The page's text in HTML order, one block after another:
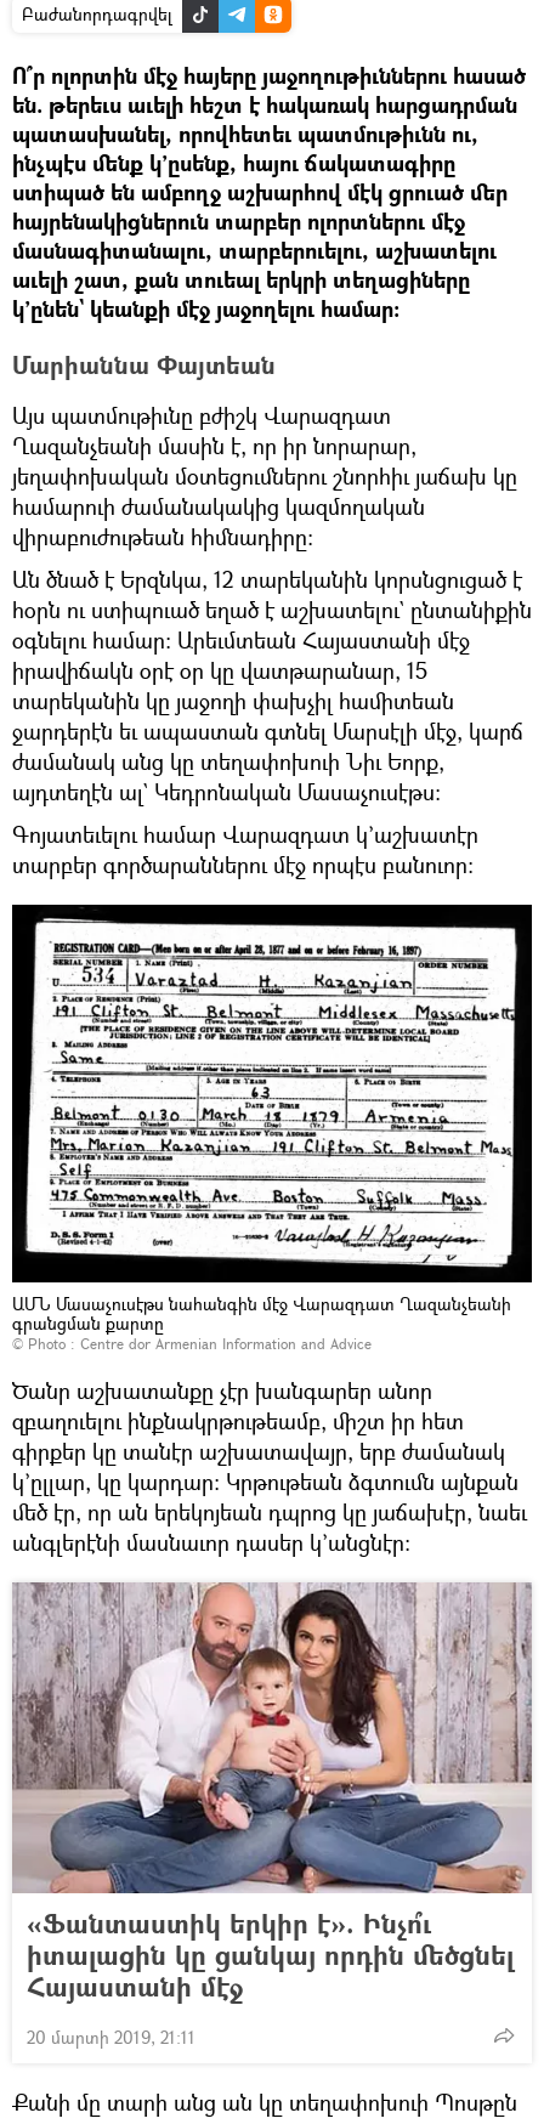
Բաժանորդագրվել
Ո՞ր ոլորտին մէջ հայերը յաջողութիւններու հասած
են. թերեւս աւելի հեշտ է հակառակ հարցադրման
պատասխանել, որովհետեւ պատմութիւնն ու,
ինչպէս մենք կ’ըսենք, հայու ճակատագիրը
ստիպած են ամբողջ աշխարհով մէկ ցրուած մեր
հայրենակիցներուն տարբեր ոլորտներու մէջ
մասնագիտանալու, տարբերուելու, աշխատելու
աւելի շատ, քան տուեալ երկրի տեղացիները
կ’ընեն` կեանքի մէջ յաջողելու համար:
Մարիաննա Փայտեան
Այս պատմութիւնը բժիշկ Վարազդատ
Ղազանչեանի մասին է, որ իր նորարար,
յեղափոխական մօտեցումներու շնորհիւ յաճախ կը
համարուի ժամանակակից կազմողական
վիրաբուժութեան հիմնադիրը:
Ան ծնած է Երզնկա, 12 տարեկանին կորսնցուցած է
հօրն ու ստիպուած եղած է աշխատելու` ընտանիքին
օգնելու համար: Արեւմտեան Հայաստանի մէջ
իրավիճակն օրէ օր կը վատթարանար, 15
տարեկանին կը յաջողի փախչիլ համիտեան
ջարդերէն եւ ապաստան գտնել Մարսէլի մէջ, կարճ
ժամանակ անց կը տեղափոխուի Նիւ Եորք,
այդտեղէն ալ` Կեդրոնական Մասաչուսէթս:
Գոյատեւելու համար Վարազդատ կ’աշխատէր
տարբեր գործարաններու մէջ որպէս բանուոր:
ԱՄՆ Մասաչուսէթս նահանգին մէջ Վարազդատ Ղազանչեանի
գրանցման քարտը
© Photo : Centre dor Armenian Information and Advice
Ծանր աշխատանքը չէր խանգարեր անոր
զբաղուելու ինքնակրթութեամբ, միշտ իր հետ
գիրքեր կը տանէր աշխատավայր, երբ ժամանակ
կ’ըլլար, կը կարդար: Կրթութեան ձգտումն այնքան
մեծ էր, որ ան երեկոյեան դպրոց կը յաճախէր, նաեւ
անգլերէնի մասնաւոր դասեր կ’անցնէր:
«Ֆանտաստիկ երկիր է». Ինչո՞ւ
իտալացին կը ցանկայ որդին մեծցնել
Հայաստանի մէջ
20 մարտի 2019, 21:11
Քանի մը տարի անց ան կը տեղափոխուի Պոսթըն